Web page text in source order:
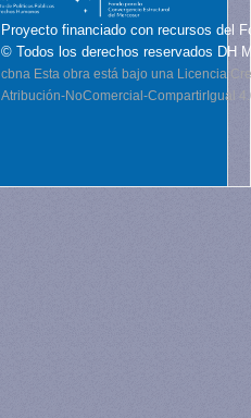
Proyecto financiado con recursos del
© Todos los derechos reservados DH
cbna Esta obra está bajo una Licencia
Atribución-NoComercial-CompartirIgual